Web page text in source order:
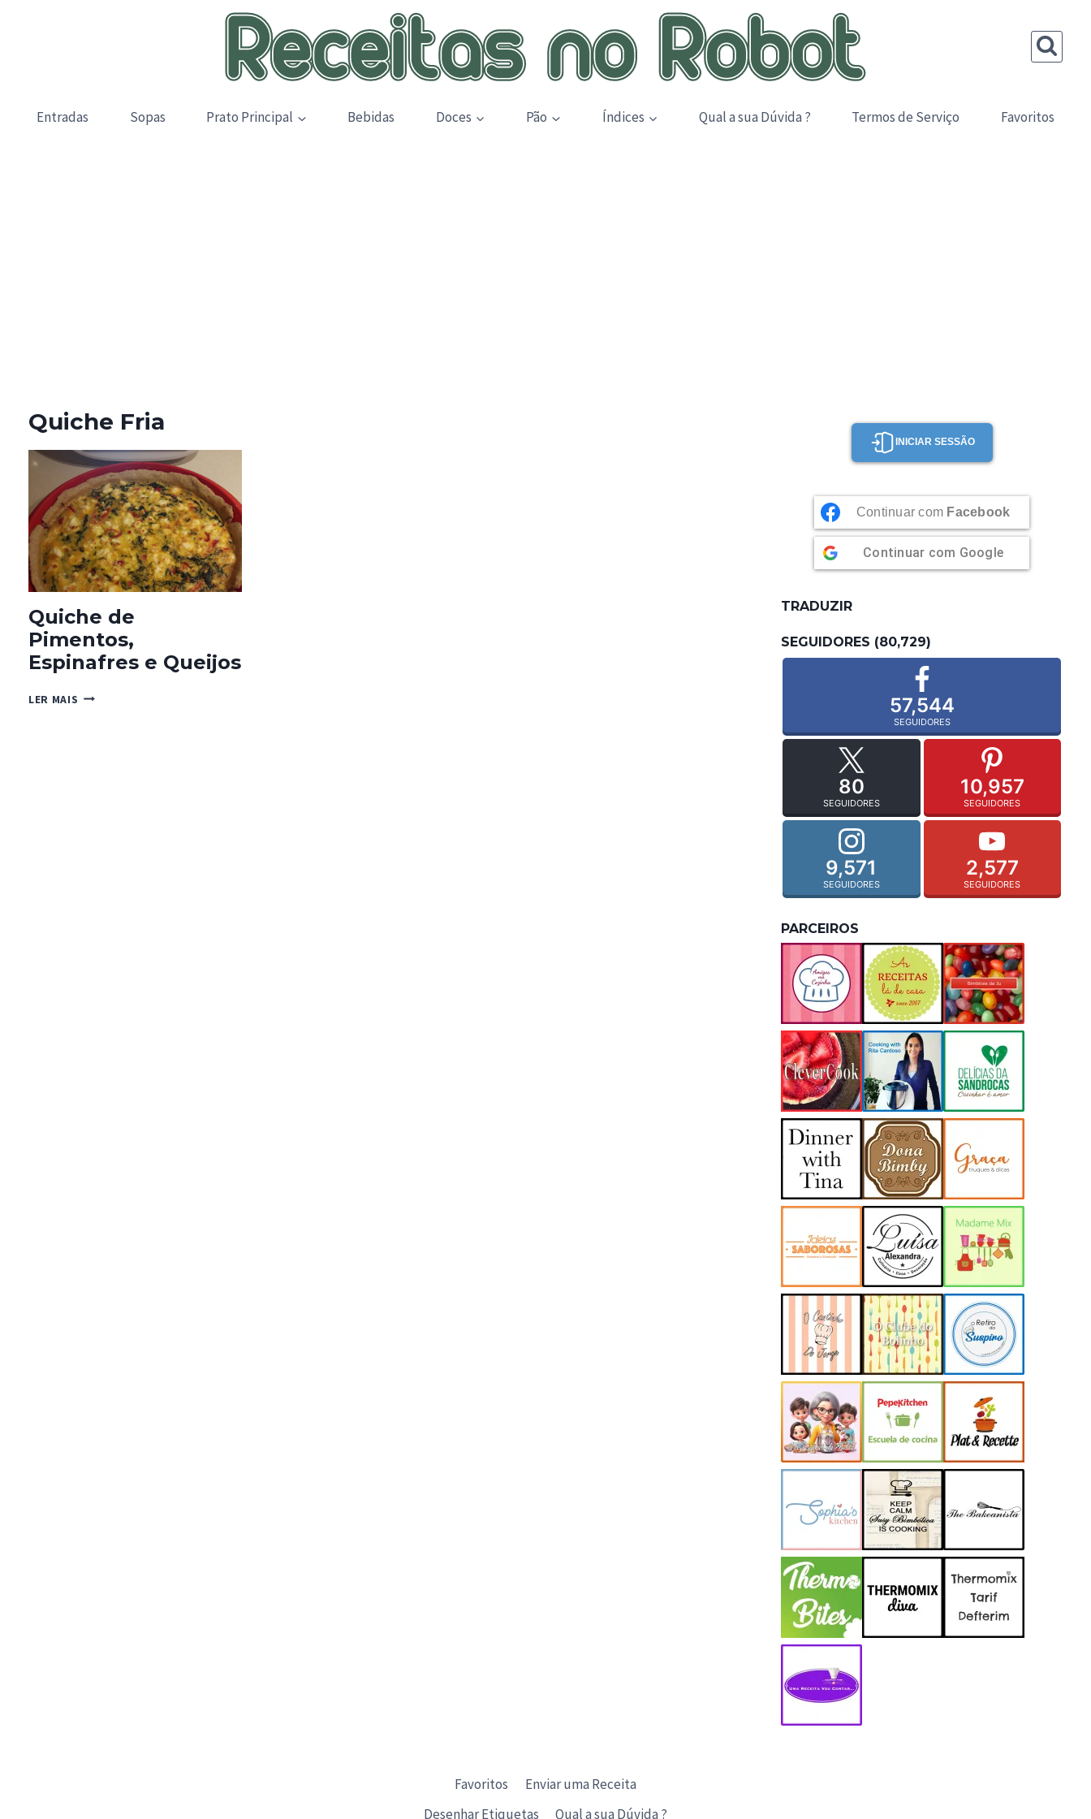
Entradas Sopas Prato Principal Bebidas Doces Pão Índices Qual a sua Dúvida ? Termos de Serviço Favoritos
Quiche Fria
Quiche de
Pimentos,
Espinafres e Queijos
LER MAIS QUICHE
INICIAR SESSÃO
Continuar com Facebook
Continuar com Google
TRADUZIR
SEGUIDORES (80,729)
57,544
SEGUIDORES
80
SEGUIDORES
10,957
SEGUIDORES
9,571
SEGUIDORES
2,577
SEGUIDORES
PARCEIROS
Favoritos
Enviar uma Receita
Desenhar Etiquetas
Qual a sua Dúvida ?